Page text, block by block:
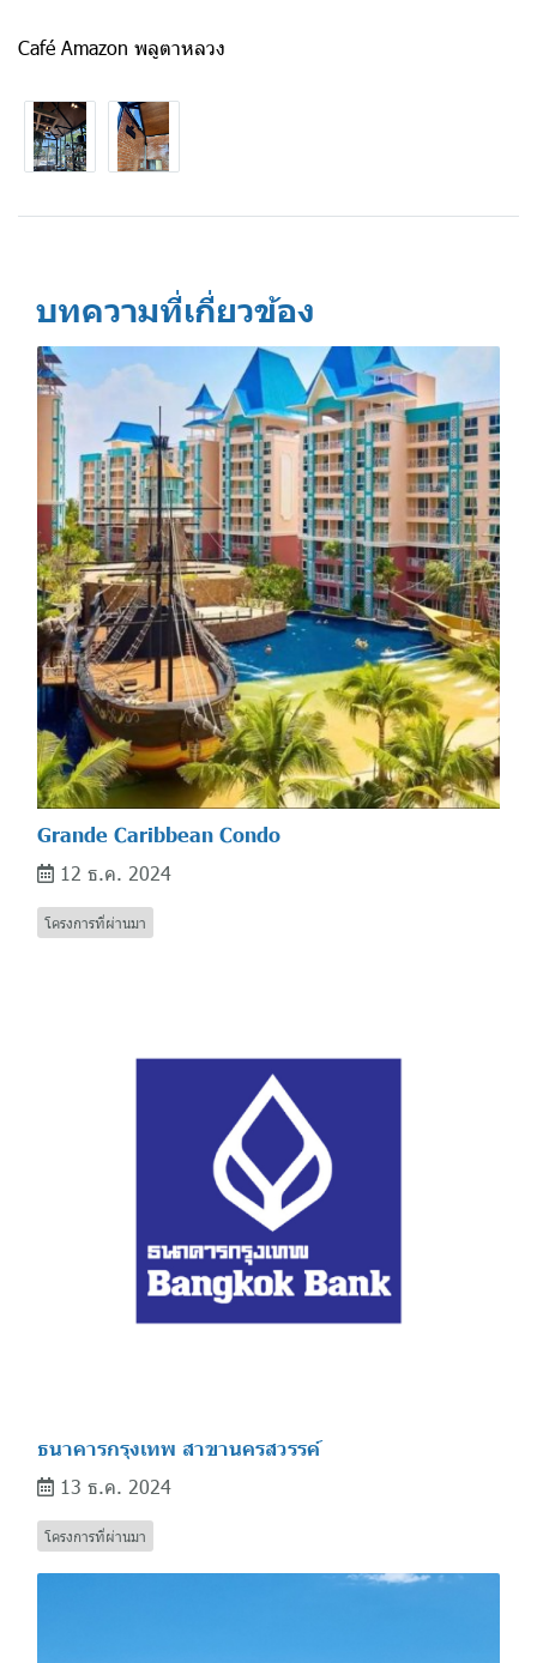
Café Amazon พลูตาหลวง
บทความที่เกี่ยวข้อง
Grande Caribbean Condo
12 ธ.ค. 2024
โครงการที่ผ่านมา
ธนาคารกรุงเทพ สาขานครสวรรค์
13 ธ.ค. 2024
โครงการที่ผ่านมา